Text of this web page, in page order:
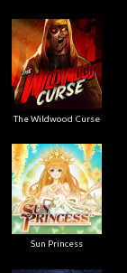
The Wildwood Curse
Sun Princess